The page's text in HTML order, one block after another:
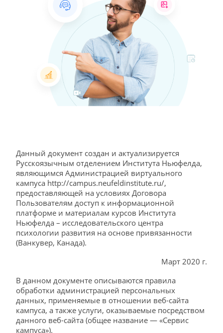
Данный документ создан и актуализируется
Русскоязычным отделением Института Ньюфелда,
являющимся Администрацией виртуального
кампуса http://campus.neufeldinstitute.ru/,
предоставляющей на условиях Договора
Пользователям доступ к информационной
платформе и материалам курсов Института
Ньюфелда – исследовательского центра
психологии развития на основе привязанности
(Ванкувер, Канада).
Март 2020 г.
В данном документе описываются правила
обработки администрацией персональных
данных, применяемые в отношении веб-сайта
кампуса, а также услуги, оказываемые посредством
данного веб-сайта (общее название — «Сервис
кампуса»).